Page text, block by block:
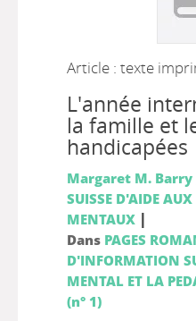
Article : texte
L'année
la famille et
handicapées
Margaret M. Barry
SUISSE D'AIDE
MENTAUX |
Dans PAGES
D'INFORMATION
MENTAL ET LA
(n° 1)